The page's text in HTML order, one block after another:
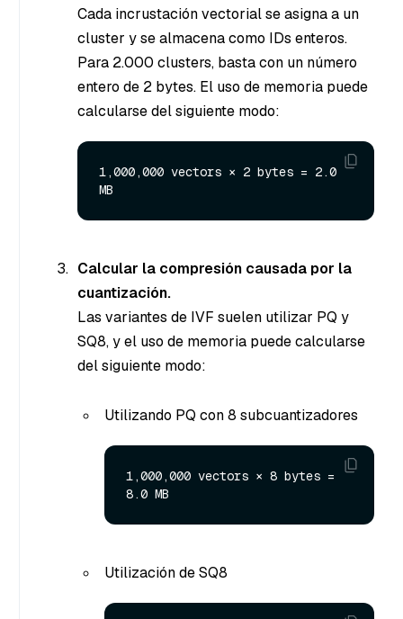
Cada incrustación vectorial se asigna a un
cluster y se almacena como IDs enteros.
Para 2.000 clusters, basta con un número
entero de 2 bytes. El uso de memoria puede
calcularse del siguiente modo:
1,000,000 vectors × 2 bytes = 2.0
Calcular la compresión causada por la
cuantización.
Las variantes de IVF suelen utilizar PQ y
SQ8, y el uso de memoria puede calcularse
del siguiente modo:
Utilizando PQ con 8 subcuantizadores
1,000,000 vectors × 8 bytes =
Utilización de SQ8